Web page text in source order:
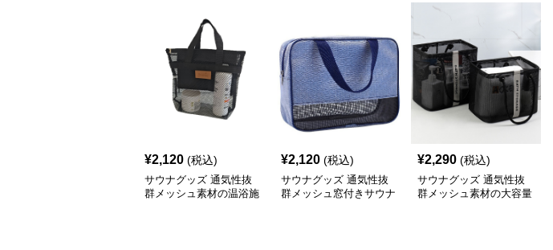
¥2,120 (税込)
サウナグッズ 通気性抜
群メッシュ素材の温浴施
¥2,120 (税込)
サウナグッズ 通気性抜
群メッシュ窓付きサウナ
¥2,290 (税込)
サウナグッズ 通気性抜
群メッシュ素材の大容量